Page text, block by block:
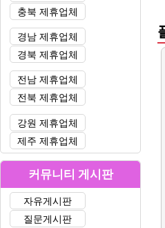
충북 제휴업체
경남 제휴업체
경북 제휴업체
전남 제휴업체
전북 제휴업체
강원 제휴업체
제주 제휴업체
커뮤니티 게시판
자유게시판
질문게시판